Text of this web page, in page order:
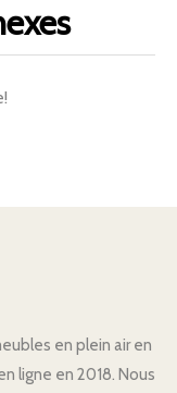
en plein air en
ligne en 2018. Nous